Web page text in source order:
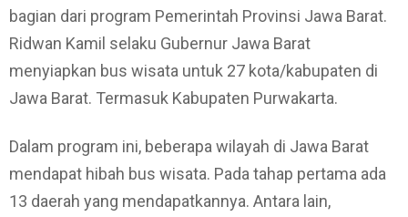
bagian dari program Pemerintah Provinsi Jawa Barat.
Ridwan Kamil selaku Gubernur Jawa Barat
menyiapkan bus wisata untuk 27 kota/kabupaten di
Jawa Barat. Termasuk Kabupaten Purwakarta.
Dalam program ini, beberapa wilayah di Jawa Barat
mendapat hibah bus wisata. Pada tahap pertama ada
13 daerah yang mendapatkannya. Antara lain,